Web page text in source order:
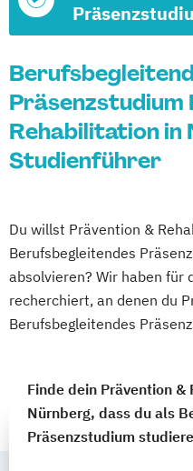
Präsenzstudium
Rehabilitation in
Studienführer
Du willst Prävention &
Berufsbegleitendes
absolvieren? Wir haben für
recherchiert, an denen du
Berufsbegleitendes
Finde dein Prävention
Nürnberg, dass du als
Präsenzstudium